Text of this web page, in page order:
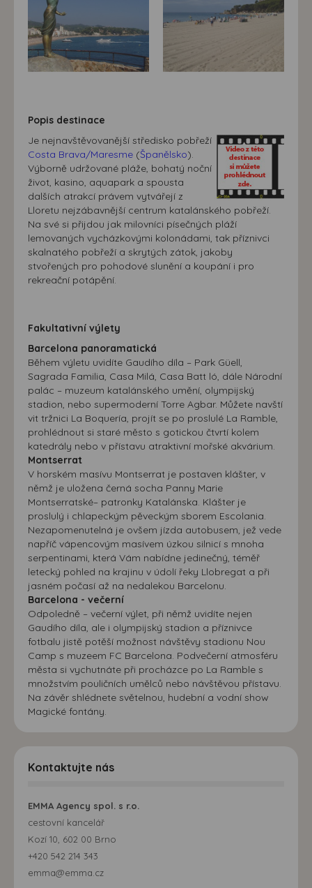
Popis destinace
Je nejnavštěvovanější středisko pobřeží
Costa Brava/Maresme (Španělsko).
Výborně udržované pláže, bohatý noční
život, kasino, aquapark a spousta
dalších atrakcí právem vytvářejí z
Lloretu nejzábavnější centrum katalánského pobřeží.
Na své si přijdou jak milovníci písečných pláží
lemovaných vycházkovými kolonádami, tak příznivci
skalnatého pobřeží a skrytých zátok, jakoby
stvořených pro pohodové slunění a koupání i pro
rekreační potápění.
Fakultativní výlety
Barcelona panoramatická
Během výletu uvidíte Gaudího díla – Park Güell,
Sagrada Familia, Casa Milá, Casa Batt ló, dále Národní
palác – muzeum katalánského umění, olympijský
stadion, nebo supermoderní Torre Agbar. Můžete navští
vit tržnici La Boquería, projít se po proslulé La Ramble,
prohlédnout si staré město s gotickou čtvrtí kolem
katedrály nebo v přístavu atraktivní mořské akvárium.
Montserrat
V horském masívu Montserrat je postaven klášter, v
němž je uložena černá socha Panny Marie
Montserratské– patronky Katalánska. Klášter je
proslulý i chlapeckým pěveckým sborem Escolania.
Nezapomenutelná je ovšem jízda autobusem, jež vede
napříč vápencovým masívem úzkou silnicí s mnoha
serpentinami, která Vám nabídne jedinečný, téměř
letecký pohled na krajinu v údolí řeky Llobregat a při
jasném počasí až na nedalekou Barcelonu.
Barcelona - večerní
Odpoledně – večerní výlet, při němž uvidíte nejen
Gaudího díla, ale i olympijský stadion a příznivce
fotbalu jistě potěší možnost návštěvy stadionu Nou
Camp s muzeem FC Barcelona. Podvečerní atmosféru
města si vychutnáte při procházce po La Ramble s
množstvím pouličních umělců nebo návštěvou přístavu.
Na závěr shlédnete světelnou, hudební a vodní show
Magické fontány.
Kontaktujte nás
EMMA Agency spol. s r.o.
cestovní kancelář
Kozí 10, 602 00 Brno
+420 542 214 343
emma@emma.cz